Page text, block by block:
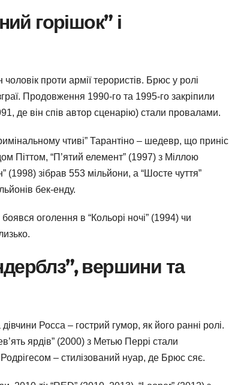
горішок” і
проти армії терористів. Брюс у ролі
Продовження 1990-го та 1995-го закріпили
де він спів автор сценарію) стали провалами.
чтиві” Тарантіно – шедевр, що приніс
Піттом, “П’ятий елемент” (1997) з Міллою
(1998) зібрав 553 мільйони, а “Шосте чуття”
бек-енду.
оголення в “Кольорі ночі” (1994) чи
вершини та
Росса – гострий гумор, як його ранні ролі.
ярдів” (2000) з Метью Перрі стали
– стилізований нуар, де Брюс сяє.